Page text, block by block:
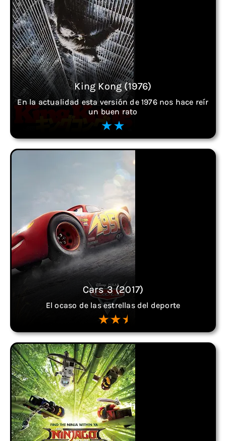
King Kong (1976)
En la actualidad esta versión de 1976 nos hace reír
un buen rato
Cars 3 (2017)
El ocaso de las estrellas del deporte